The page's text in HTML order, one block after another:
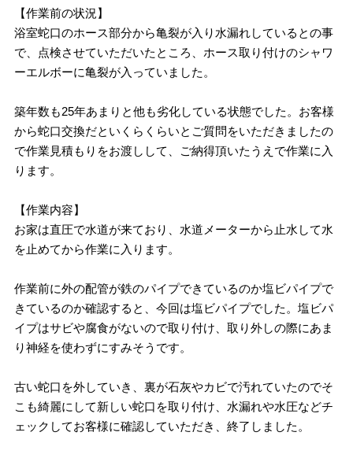
【作業前の状況】
浴室蛇口のホース部分から亀裂が入り水漏れしているとの事
で、点検させていただいたところ、ホース取り付けのシャワ
ーエルボーに亀裂が入っていました。
築年数も25年あまりと他も劣化している状態でした。お客様
から蛇口交換だといくらくらいとご質問をいただきましたの
で作業見積もりをお渡しして、ご納得頂いたうえで作業に入
ります。
【作業内容】
お家は直圧で水道が来ており、水道メーターから止水して水
を止めてから作業に入ります。
作業前に外の配管が鉄のパイプできているのか塩ビパイプで
きているのか確認すると、今回は塩ビパイプでした。塩ビパ
イプはサビや腐食がないので取り付け、取り外しの際にあま
り神経を使わずにすみそうです。
古い蛇口を外していき、裏が石灰やカビで汚れていたのでそ
こも綺麗にして新しい蛇口を取り付け、水漏れや水圧などチ
ェックしてお客様に確認していただき、終了しました。